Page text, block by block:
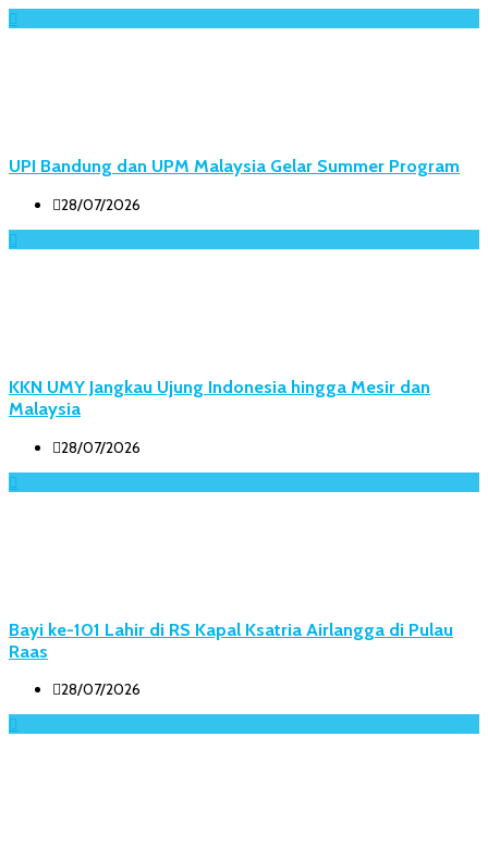
UPI Bandung dan UPM Malaysia Gelar Summer Program
28/07/2026
KKN UMY Jangkau Ujung Indonesia hingga Mesir dan
Malaysia
28/07/2026
Bayi ke-101 Lahir di RS Kapal Ksatria Airlangga di Pulau
Raas
28/07/2026